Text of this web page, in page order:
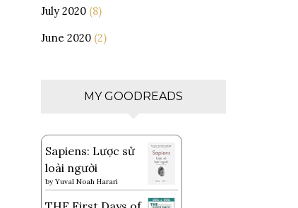
July 2020(8)
June 2020(2)
MY GOODREADS
Sapiens: Lược sử
loài người
by Yuval Noah Harari